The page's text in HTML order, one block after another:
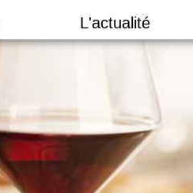
L'actualité